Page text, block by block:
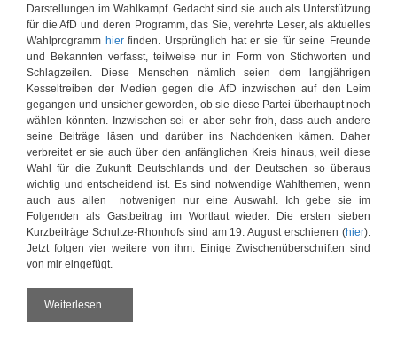
Darstellungen im Wahlkampf. Gedacht sind sie auch als Unterstützung
für die AfD und deren Programm, das Sie, verehrte Leser, als aktuelles
Wahlprogramm hierfinden. Ursprünglich hat er sie für seine Freunde
und Bekannten verfasst, teilweise nur in Form von Stichworten und
Schlagzeilen. Diese Menschen nämlich seien dem langjährigen
Kesseltreiben der Medien gegen die AfD inzwischen auf den Leim
gegangen und unsicher geworden, ob sie diese Partei überhaupt noch
wählen könnten. Inzwischen sei er aber sehr froh, dass auch andere
seine Beiträge läsen und darüber ins Nachdenken kämen. Daher
verbreitet er sie auch über den anfänglichen Kreis hinaus, weil diese
Wahl für die Zukunft Deutschlands und der Deutschen so überaus
wichtig und entscheidend ist. Es sind notwendige Wahlthemen, wenn
auch aus allen notwenigen nur eine Auswahl. Ich gebe sie im
Folgenden als Gastbeitrag im Wortlaut wieder. Die ersten sieben
Kurzbeiträge Schultze-Rhonhofs sind am 19. August erschienen (hier).
Jetzt folgen vier weitere von ihm. Einige Zwischenüberschriften sind
von mir eingefügt.
Weiterlesen …
a